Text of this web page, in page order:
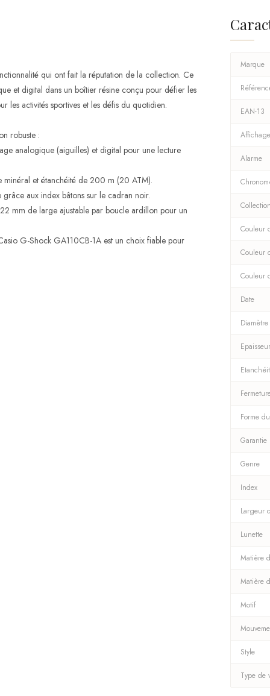
qui ont fait la réputation de la collection. Ce
et digital dans un boîtier résine conçu pour défier les
les activités sportives et les défis du quotidien.
robuste :
analogique (aiguilles) et digital pour une lecture
minéral et étanchéité de 200 m (20 ATM).
aux index bâtons sur le cadran noir.
mm de large ajustable par boucle ardillon pour un
G-Shock GA110CB-1A est un choix fiable pour
Marque
EAN-13
Alarme
Couleur
Couleur
Couleur
Date
Forme
Garantie
Genre
Index
Largeur
Lunette
Matière
Matière
Motif
Style
Type de